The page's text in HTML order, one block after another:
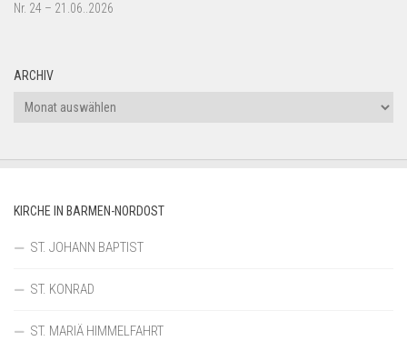
Nr. 24 – 21.06..2026
ARCHIV
Archiv
KIRCHE IN BARMEN-NORDOST
ST. JOHANN BAPTIST
ST. KONRAD
ST. MARIÄ HIMMELFAHRT